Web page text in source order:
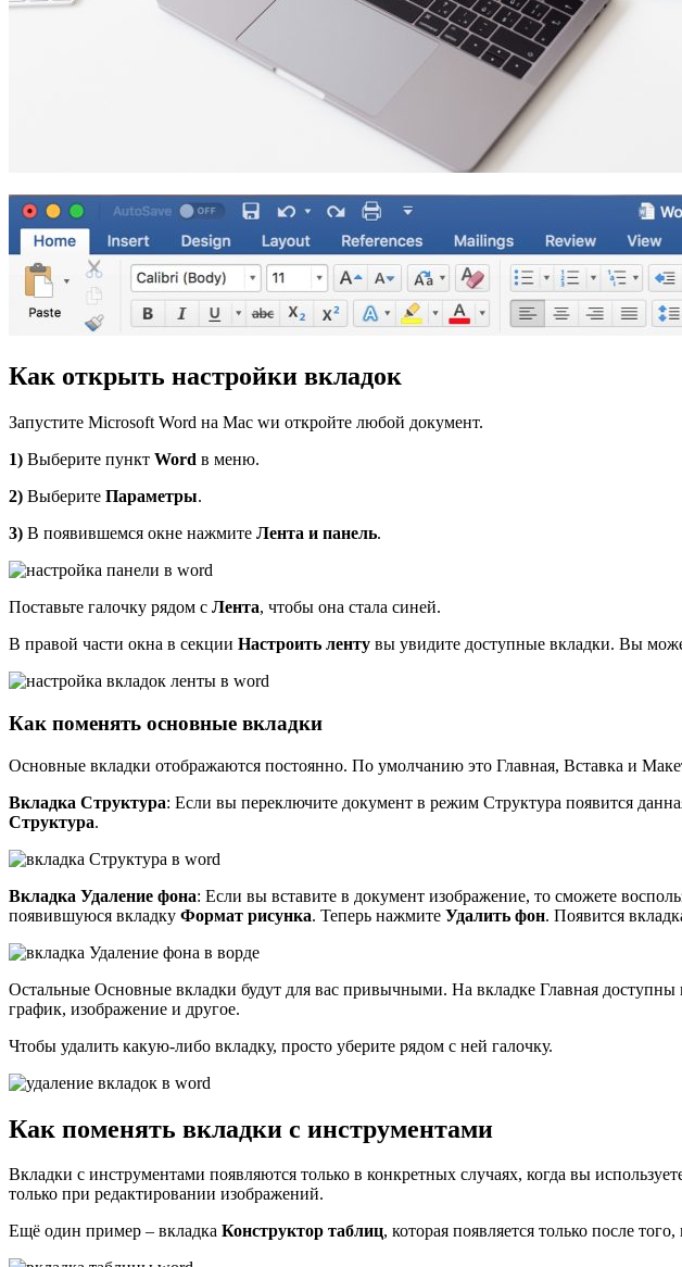
Как открыть настройки вкладок
Запустите Microsoft Word на Mac wи откройте любой документ.
1) Выберите пункт Word в меню.
2) Выберите Параметры.
3) В появившемся окне нажмите Лента и панель.
Поставьте галочку рядом с Лента, чтобы она стала синей.
В правой части окна в секции Настроить ленту вы увидите доступные вкладки. Вы
Как поменять основные вкладки
Основные вкладки отображаются постоянно. По умолчанию это Главная, Вставка и
Вкладка Структура: Если вы переключите документ в режим Структура появится
Структура.
Вкладка Удаление фона: Если вы вставите в документ изображение, то сможете
появившуюся вкладку Формат рисунка. Теперь нажмите Удалить фон. Появится
Остальные Основные вкладки будут для вас привычными. На вкладке Главная
график, изображение и другое.
Чтобы удалить какую-либо вкладку, просто уберите рядом с ней галочку.
Как поменять вкладки с инструментами
Вкладки с инструментами появляются только в конкретных случаях, когда вы
только при редактировании изображений.
Ещё один пример – вкладка Конструктор таблиц, которая появляется только после